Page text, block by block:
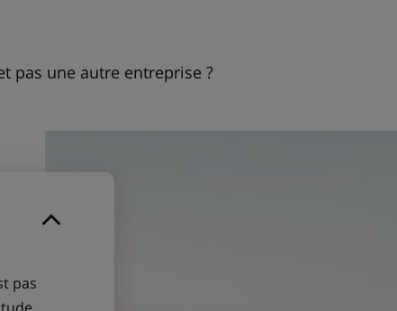
pas une autre entreprise ?
pas